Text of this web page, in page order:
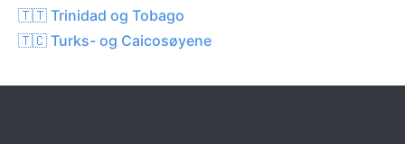
🇹🇹 Trinidad og Tobago
🇹🇨 Turks- og Caicosøyene